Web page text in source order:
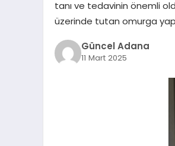
tanı ve tedavinin önemli
üzerinde tutan omurga
Güncel Adana
11 Mart 2025